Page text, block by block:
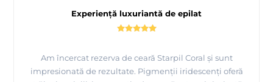
Experiență luxuriantă de epilat
Am încercat rezerva de ceară Starpil Coral și sunt
impresionată de rezultate. Pigmenții iridescenți oferă